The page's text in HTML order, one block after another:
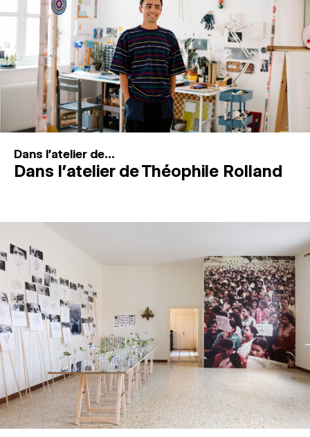
ESPACES DE PRATIQUE ARTISTIQUE ↓
Recherche
Connexion
Dans l'atelier de...
Dans l’atelier de Théophile Rolland